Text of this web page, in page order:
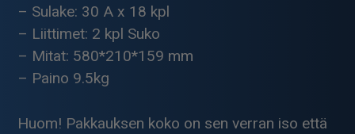
– Sulake: 30 A x 18 kpl
– Liittimet: 2 kpl Suko
– Mitat: 580*210*159 mm
– Paino 9.5kg
Huom! Pakkauksen koko on sen verran iso että